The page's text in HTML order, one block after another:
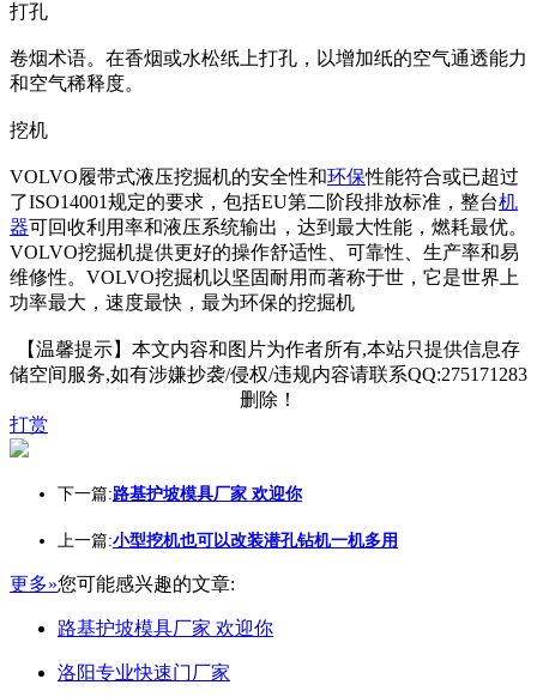
打孔
卷烟术语。在香烟或水松纸上打孔，以增加纸的空气通透能力
和空气稀释度。
挖机
VOLVO履带式液压挖掘机的安全性和环保性能符合或已超过
了ISO14001规定的要求，包括EU第二阶段排放标准，整台机
器可回收利用率和液压系统输出，达到最大性能，燃耗最优。
VOLVO挖掘机提供更好的操作舒适性、可靠性、生产率和易
维修性。VOLVO挖掘机以坚固耐用而著称于世，它是世界上
功率最大，速度最快，最为环保的挖掘机
【温馨提示】本文内容和图片为作者所有,本站只提供信息存
储空间服务,如有涉嫌抄袭/侵权/违规内容请联系QQ:275171283
删除！
打赏
下一篇:路基护坡模具厂家 欢迎你
上一篇:小型挖机也可以改装潜孔钻机一机多用
更多»您可能感兴趣的文章:
路基护坡模具厂家 欢迎你
洛阳专业快速门厂家